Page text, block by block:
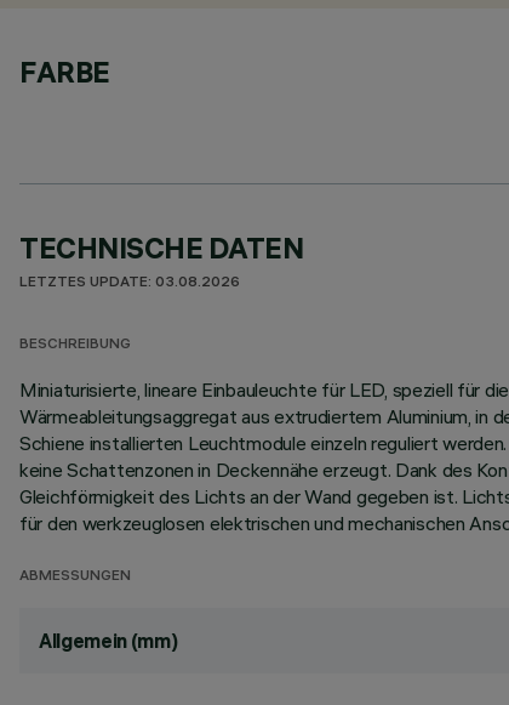
FARBE
TECHNISCHE DATEN
LETZTES UPDATE: 03.08.2026
BESCHREIBUNG
Miniaturisierte, lineare Einbauleuchte für LED, speziell für
Wärmeableitungsaggregat aus extrudiertem Aluminium, in
Schiene installierten Leuchtmodule einzeln reguliert
keine Schattenzonen in Deckennähe erzeugt. Dank des
Gleichförmigkeit des Lichts an der Wand gegeben ist.
für den werkzeuglosen elektrischen und mechanischen
ABMESSUNGEN
Allgemein (mm)